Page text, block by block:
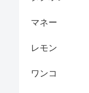
マネー
レモン
ワンコ